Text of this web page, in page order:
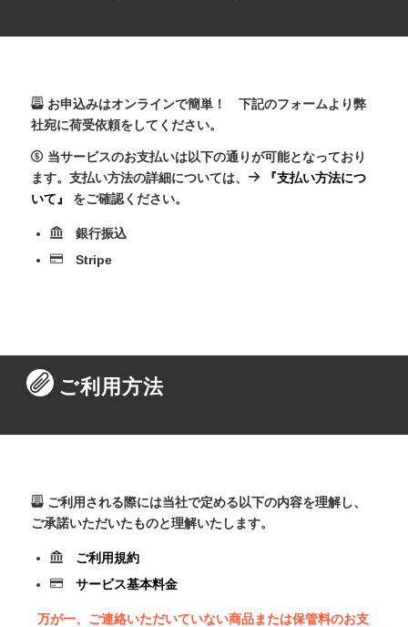
お申込みはオンラインで簡単！ 下記のフォームより弊
社宛に荷受依頼をしてください。
当サービスのお支払いは以下の通りが可能となっており
ます。支払い方法の詳細については、
『支払い方法につ
いて』
をご確認ください。
銀行振込
Stripe
ご利用方法
ご利用される際には当社で定める以下の内容を理解し、
ご承諾いただいたものと理解いたします。
ご利用規約
サービス基本料金
万が一、ご連絡いただいていない商品または保管料のお支